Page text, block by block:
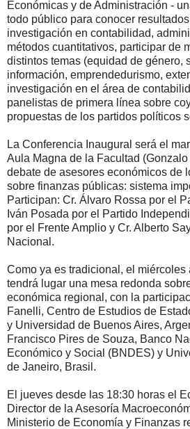
Económicas y de Administración -
todo público para conocer
investigación en contabilidad,
métodos cuantitativos, participar de
distintos temas (equidad de género,
información, emprendedurismo,
investigación en el área de
panelistas de primera línea sobre
propuestas de los partidos políticos
La Conferencia Inaugural será el
Aula Magna de la Facultad
debate de asesores económicos de
sobre finanzas públicas: sistema
Participan: Cr. Álvaro Rossa por el
Iván Posada por el Partido
por el Frente Amplio y Cr. Alberto
Nacional.
Como ya es tradicional, el miércoles
tendrá lugar una mesa redonda
económica regional, con la
Fanelli, Centro de Estudios de
y Universidad de Buenos Aires,
Francisco Pires de Souza, Banco
Económico y Social (BNDES) y
de Janeiro, Brasil.
El jueves desde las 18:30 horas el
Director de la Asesoría
Ministerio de Economía y Finanzas